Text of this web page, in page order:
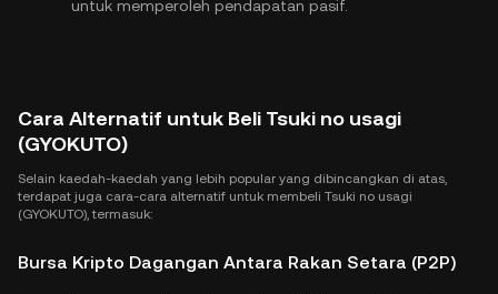
untuk memperoleh pendapatan pasif.
Cara Alternatif untuk Beli Tsuki no usagi
(GYOKUTO)
Selain kaedah-kaedah yang lebih popular yang dibincangkan di atas,
terdapat juga cara-cara alternatif untuk membeli Tsuki no usagi
(GYOKUTO), termasuk:
Bursa Kripto Dagangan Antara Rakan Setara (P2P)